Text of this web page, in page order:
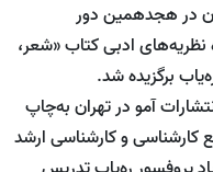
در هجدهمین دور
ادبی کتاب «شعر،
برگزیده شد.
آمو در تهران به‌چاپ
و کارشناسی ارشد